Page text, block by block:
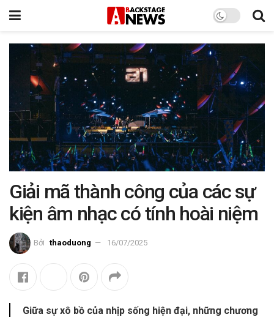
Giải mã thành công của các sự
kiện âm nhạc có tính hoài niệm
Bởi thaoduong 16/07/2025
Giữa sự xô bồ của nhịp sống hiện đại, những chương